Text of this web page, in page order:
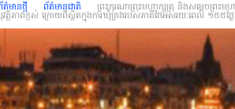
ត៌មានថ្មី ព័ត៌មានជាតិ ព្រះកុរណាព្រះមហាក្សត្រ និងសម្តេចព្រះម
ភាពខ្ពស់ ក្រោយពីស្ថិតក្នុងការឃុំគ្រងរបស់ភាគីថៃអស់រយៈពេល ១៥៥ថ្ងៃ